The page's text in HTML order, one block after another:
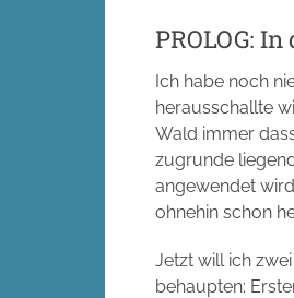
PROLOG:
Ich habe noch
herausschallte
Wald immer
zugrunde
angewendet
ohnehin schon
Jetzt will ich
behaupten: